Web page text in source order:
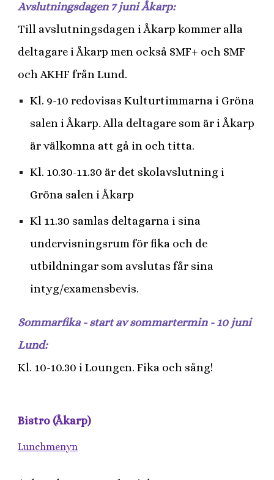
Avslutningsdagen 7 juni Åkarp:
Till avslutningsdagen i Åkarp kommer alla
deltagare i Åkarp men också SMF+ och SMF
och AKHF från Lund.
Kl. 9-10 redovisas Kulturtimmarna i Gröna
salen i Åkarp. Alla deltagare som är i Åkarp
är välkomna att gå in och titta.
Kl. 10.30-11.30 är det skolavslutning i
Gröna salen i Åkarp
Kl 11.30 samlas deltagarna i sina
undervisningsrum för fika och de
utbildningar som avslutas får sina
intyg/examensbevis.
Sommarfika - start av sommartermin - 10 juni
Lund:
Kl. 10-10.30 i Loungen. Fika och sång!
Bistro (Åkarp)
Lunchmenyn